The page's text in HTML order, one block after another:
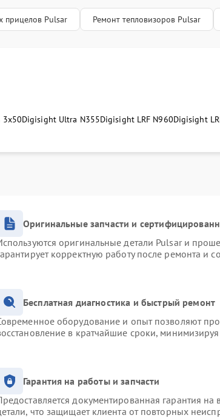
прицелов Pulsar Ремонт тепловизоров Pulsar
3x50Digisight Ultra N355Digisight LRF N960Digisight
Оригинальные запчасти и
оригинальные детали Pulsar и
корректную работу после ремонта и
Бесплатная диагностика и быстрый ремонт
оборудование и опыт позволяют
в кратчайшие сроки, минимизируя
Гарантия на работы и запчасти
документированная гарантия
что защищает клиента от повторных